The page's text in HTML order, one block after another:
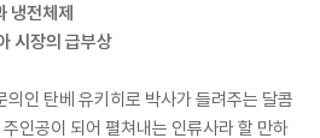
냉전체제
시장의 급부상
인 탄베 유키히로 박사가 들려주는 달콤
인공이 되어 펼쳐내는 인류사라 할 만하